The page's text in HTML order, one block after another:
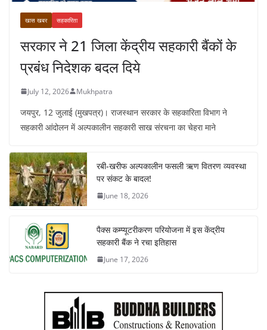
खास खबर सहकारिता
सरकार ने 21 जिला केंद्रीय सहकारी बैंकों के
प्रबंध निदेशक बदल दिये
July 12, 2026 Mukhpatra
जयपुर, 12 जुलाई (मुखपत्र)। राजस्थान सरकार के सहकारिता विभाग ने
सहकारी आंदोलन में अल्पकालीन सहकारी साख संरचना का चेहरा माने
रबी-खरीफ अल्पकालीन फसली ऋण वितरण व्यवस्था
पर संकट के बादल!
June 18, 2026
पैक्स कम्प्यूटरीकरण परियोजना में इस केंद्रीय
सहकारी बैंक ने रचा इतिहास
June 17, 2026